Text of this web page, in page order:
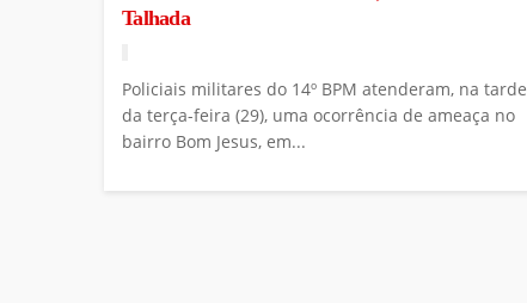
Talhada
Policiais militares do 14º BPM atenderam, na tarde
da terça-feira (29), uma ocorrência de ameaça no
bairro Bom Jesus, em...